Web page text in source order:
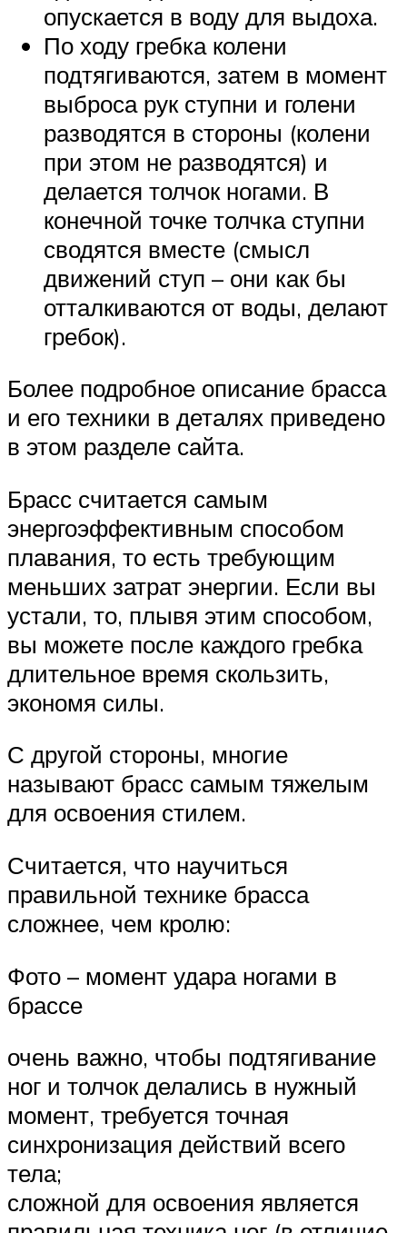
опускается в воду для выдоха.
По ходу гребка колени
подтягиваются, затем в момент
выброса рук ступни и голени
разводятся в стороны (колени
при этом не разводятся) и
делается толчок ногами. В
конечной точке толчка ступни
сводятся вместе (смысл
движений ступ – они как бы
отталкиваются от воды, делают
гребок).
Более подробное описание брасса
и его техники в деталях приведено
в этом разделе сайта.
Брасс считается самым
энергоэффективным способом
плавания, то есть требующим
меньших затрат энергии. Если вы
устали, то, плывя этим способом,
вы можете после каждого гребка
длительное время скользить,
экономя силы.
С другой стороны, многие
называют брасс самым тяжелым
для освоения стилем.
Считается, что научиться
правильной технике брасса
сложнее, чем кролю:
Фото – момент удара ногами в
брассе
очень важно, чтобы подтягивание
ног и толчок делались в нужный
момент, требуется точная
синхронизация действий всего
тела;
сложной для освоения является